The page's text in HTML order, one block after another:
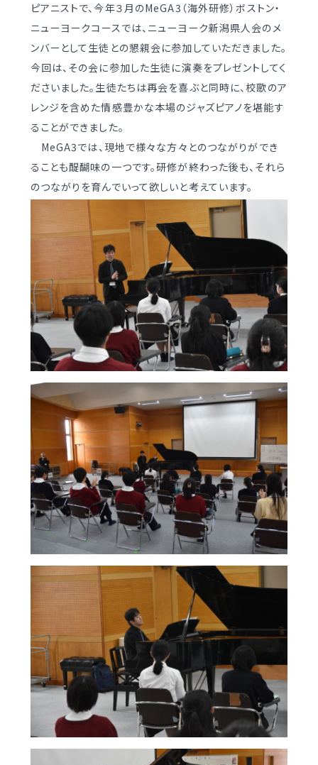
入試情報
募集要項・
入学検査実施状況
諸経費
オープンスクール等
学校生活
日々の学習サイクル
年間行事カレンダー
部活動情報
制服（中学）
各種書類
各種書類ダウンロード
学校案内
新着情報
明訓の学び（カリキュラムポリシー）
施設紹介
今月の予定
教員募集
明訓同窓会
動画ライブラリー
MEIKUNサポート（ご支援のお願い）
明訓チャンネル
お問い合わせ サイトマップ
入学案内
インターネット出願
募集要項
入学検査実施状況
諸経費
入試日程・手続き文書
高校オープンスクール
高校1日体験入部
進路・部活動など
進路概況
部活動情報
制服（高校）
各種書類
各種書類ダウンロード
卒業生調査書交付手順
各種証明書交付手順
学校案内
新着情報
明訓の学び（カリキュラムポリシー）
施設紹介
今月の予定
よくある質問
教員募集
明訓同窓会
ピアニストで、今年３月のMeGA3（海外研修）ボストン・
ニューヨークコースでは、ニューヨーク新潟県人会のメ
ンバーとして生徒との懇親会に参加していただきました。
今回は、その会に参加した生徒に演奏をプレゼントしてく
ださいました。生徒たちは再会を喜ぶと同時に、校歌のア
レンジを含めた情感豊かな本場のジャズピアノを堪能す
ることができました。
MeGA3では、現地で様々な方々とのつながりができ
ることも醍醐味の一つです。研修が終わった後も、それら
のつながりを育んでいって欲しいと考えています。